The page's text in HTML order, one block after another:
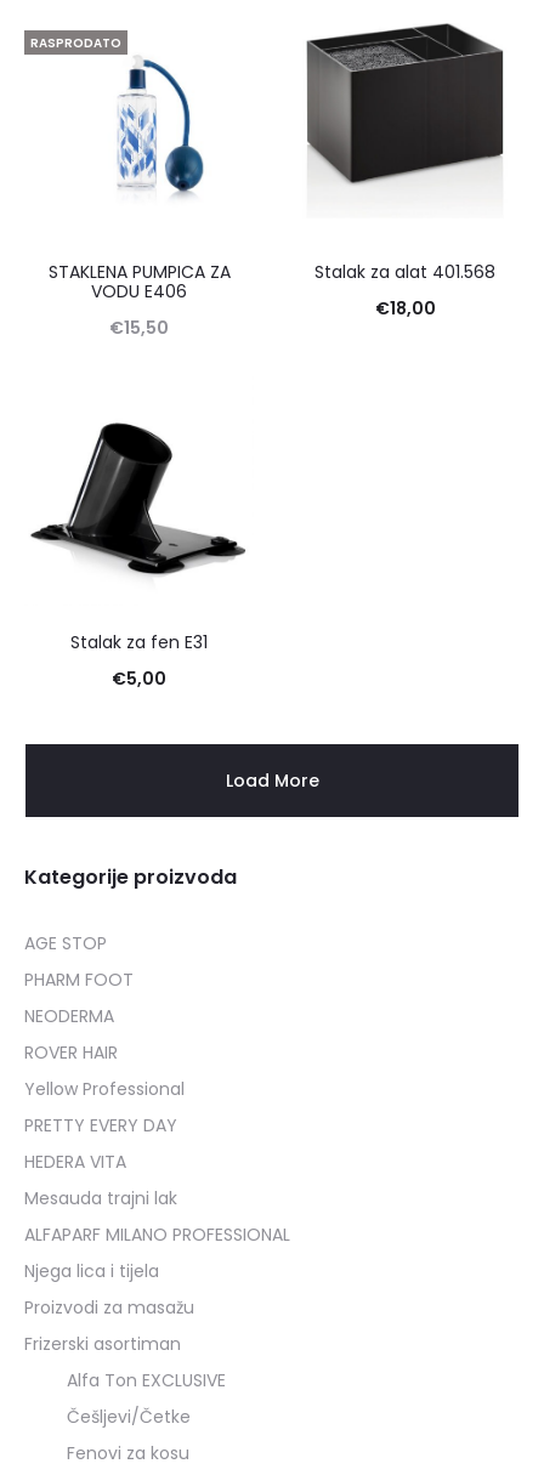
RASPRODATO
STAKLENA PUMPICA ZA
VODU E406
€15,50
Stalak za alat 401.568
€18,00
Stalak za fen E31
€5,00
Load More
Kategorije proizvoda
AGE STOP
PHARM FOOT
NEODERMA
ROVER HAIR
Yellow Professional
PRETTY EVERY DAY
HEDERA VITA
Mesauda trajni lak
ALFAPARF MILANO PROFESSIONAL
Njega lica i tijela
Proizvodi za masažu
Frizerski asortiman
Alfa Ton EXCLUSIVE
Češljevi/Četke
Fenovi za kosu